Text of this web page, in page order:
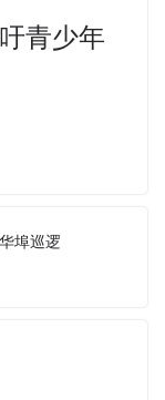
青少年
埠巡逻